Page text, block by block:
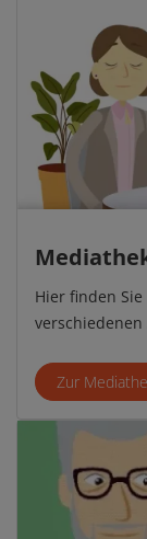
Hier finden
verschiedenen
Zur